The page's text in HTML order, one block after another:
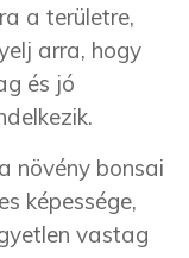
a területre,
arra, hogy
és jó
növény bonsai
képessége,
vastag